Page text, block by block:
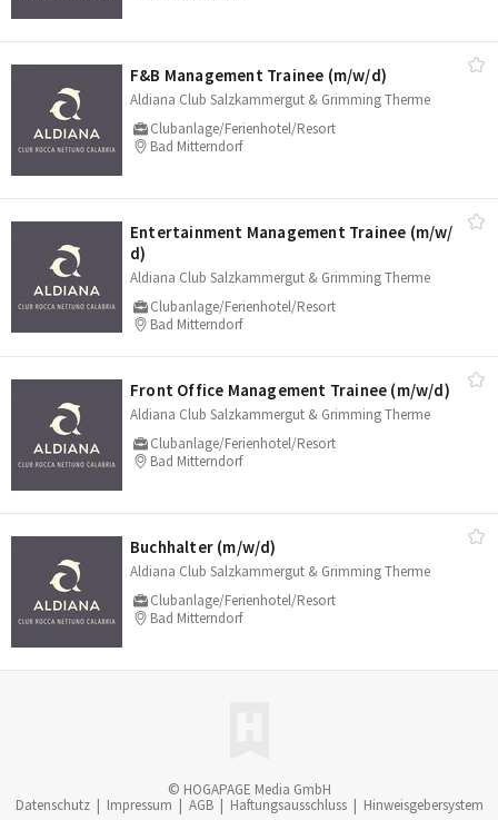
F&B Management Trainee (m/​w/​d)
Aldiana Club Salzkammergut & Grimming Therme
Clubanlage/Ferienhotel/Resort
Bad Mitterndorf
Entertainment Management Trainee (m/​w/​
d)
Aldiana Club Salzkammergut & Grimming Therme
Clubanlage/Ferienhotel/Resort
Bad Mitterndorf
Front Office Management Trainee (m/​w/​d)
Aldiana Club Salzkammergut & Grimming Therme
Clubanlage/Ferienhotel/Resort
Bad Mitterndorf
Buchhalter (m/​w/​d)
Aldiana Club Salzkammergut & Grimming Therme
Clubanlage/Ferienhotel/Resort
Bad Mitterndorf
© HOGAPAGE Media GmbH
Datenschutz | Impressum | AGB | Haftungsausschluss | Hinweisgebersystem